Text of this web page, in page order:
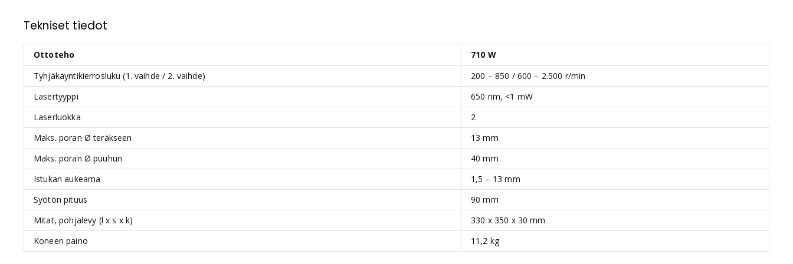
Tekniset tiedot
Ottoteho
710 W
Tyhjäkäyntikierrosluku (1. vaihde / 2. vaihde)
200 – 850 / 600 – 2.500 r/min
Lasertyyppi
650 nm, <1 mW
Laserluokka
2
Maks. poran Ø teräkseen
13 mm
Maks. poran Ø puuhun
40 mm
Istukan aukeama
1,5 – 13 mm
Syötön pituus
90 mm
Mitat, pohjalevy (l x s x k)
330 x 350 x 30 mm
Koneen paino
11,2 kg